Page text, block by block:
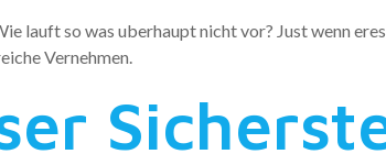
lauft so was uberhaupt nicht vor? Just wenn
Vernehmen.